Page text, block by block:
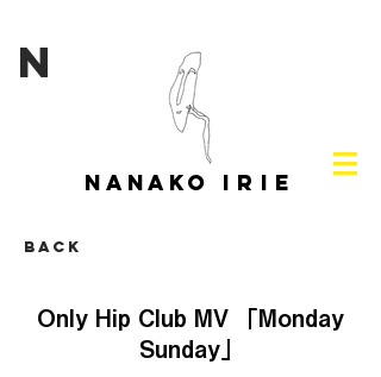
N
NANAKO IRIE
Back
Only Hip Club MV 「Monday
Sunday」